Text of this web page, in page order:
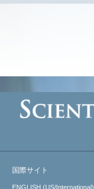
国際サイト
ENGLISH (US/International)